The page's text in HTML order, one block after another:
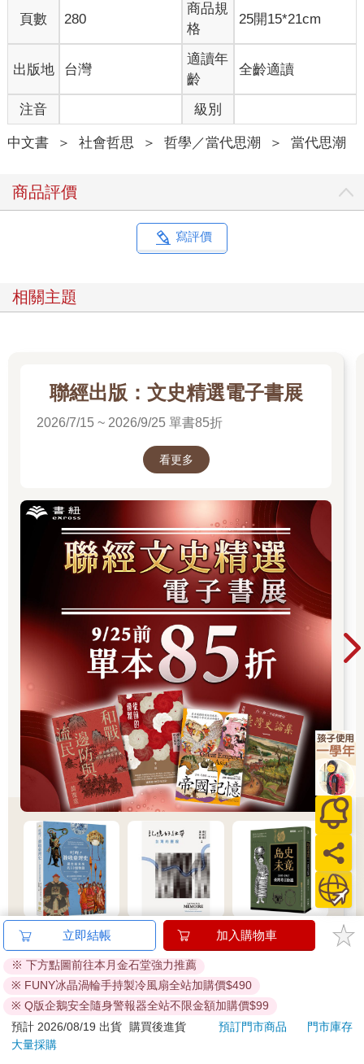
頁數 280
商品規
格
25開15*21cm
出版地 台灣
適讀年
齡
全齡適讀
注音 級別
中文書 ＞ 社會哲思 ＞ 哲學／當代思潮 ＞ 當代思潮
商品評價
寫評價
相關主題
聯經出版：文史精選電子書展
2026/7/15 ~ 2026/9/25 單書85折
看更多
推薦必看
立即結帳 加入購物車
※ 下方點圖前往本月金石堂強力推薦
※ FUNY冰晶渦輪手持製冷風扇全站加購價$490
※ Q版企鵝安全隨身警報器全站不限金額加購價$99
預計 2026/08/19 出貨
購買後進貨 預訂門市商品
門市庫存
大量採購